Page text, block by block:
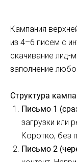
Кампания
из 4–6 писем с
скачивание лид-
заполнение
Структура
Письмо 1
загрузки или
Коротко, без
Письмо 2